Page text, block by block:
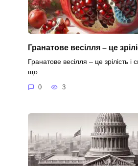
Гранатове весілля – це
Гранатове весілля – це зрілість і
що
0 3